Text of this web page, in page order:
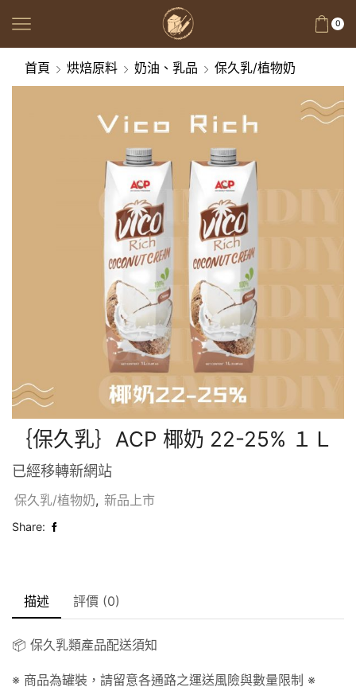
0
首頁 烘焙原料 奶油、乳品 保久乳/植物奶
｛保久乳｝ACP 椰奶 22-25% １Ｌ
已經移轉新網站
保久乳/植物奶, 新品上市
Share:
描述 評價 (0)
📦 保久乳類產品配送須知
※ 商品為罐裝，請留意各通路之運送風險與數量限制 ※